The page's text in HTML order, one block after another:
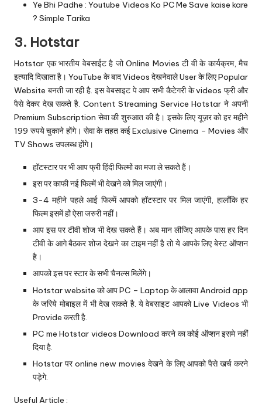
Ye Bhi Padhe :Youtube Videos Ko PC Me Save kaise kare
? Simple Tarika
3. Hotstar
Hotstar एक भारतीय वेबसाईट है जो Online Movies टी वी के कार्यक्रम, मैच
इत्यादि दिखाता है। YouTube के बाद Videos देखनेवाले User के लिए Popular
Website बनती जा रही है. इस वेबसाइट पे आप सभी कैटेगरी के videos फ्री और
पैसे देकर देख सकते है. Content Streaming Service Hotstar ने अपनी
Premium Subscription सेवा की शुरुआत की है। इसके लिए यूज़र को हर महीने
199 रुपये चुकाने होंगे। सेवा के तहत कई Exclusive Cinema – Movies और
TV Shows उपलब्ध होंगे।
हॉटस्टार पर भी आप फ्री हिंदी फिल्मों का मजा ले सकते हैं।
इस पर काफी नई फिल्में भी देखने को मिल जाएंगी।
3-4 महीने पहले आई फिल्में आपको हॉटस्टार पर मिल जाएंगी, हालाँकि हर
फिल्म इसमें हों ऐसा जरुरी नहीं।
आप इस पर टीवी शोज भी देख सकते हैं। अब मान लीजिए आपके पास हर दिन
टीवी के आगे बैठकर शोज देखने का टाइम नहीं है तो ये आपके लिए बेस्ट ऑप्शन
है।
आपको इस पर स्टार के सभी चैनल्स मिलेंगे।
Hotstar website को आप PC – Laptop के आलावा Android app
के जरिये मोबाइल में भी देख सकते है. ये वेबसाइट आपको Live Videos भी
Provide करती है.
PC me Hotstar videos Download करने का कोई ऑप्शन इसमे नहीं
दिया है.
Hotstar पर online new movies देखने के लिए आपको पैसे खर्च करने
पड़ेगे.
Useful Article :